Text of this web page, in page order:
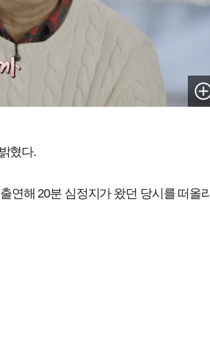
혔다.
연해 20분 심정지가 왔던 당시를 떠올리